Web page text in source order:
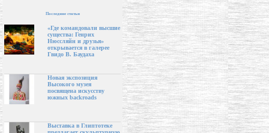
Последние статьи
«Где командовали высшие
существа: Генрих
Нюссляйн и друзья»
открывается в галерее
Гвидо В. Баудаха
Новая экспозиция
Высокого музея
посвящена искусству
южных backroads
Выставка в Глиптотеке